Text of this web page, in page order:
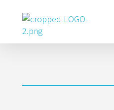
Poder Agropecuario